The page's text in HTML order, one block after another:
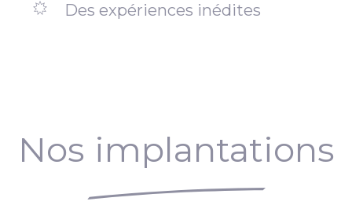
Des expériences inédites
Nos implantations